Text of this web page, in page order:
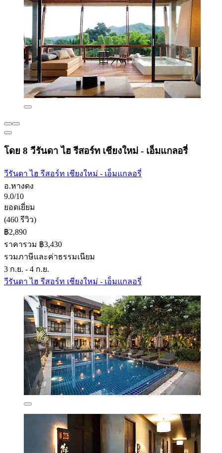
โดย 8 วีรันดา ไฮ รีสอร์ท เชียงใหม่ - เอ็มแกลอรี่
วีรันดา ไฮ รีสอร์ท เชียงใหม่ - เอ็มแกลอรี่
อ.หางดง
9.0/10
ยอดเยี่ยม
(460 รีวิว)
฿2,890
ราคารวม ฿3,430
รวมภาษีและค่าธรรมเนียม
3 ก.ย. - 4 ก.ย.
วีรันดา ไฮ รีสอร์ท เชียงใหม่ - เอ็มแกลอรี่